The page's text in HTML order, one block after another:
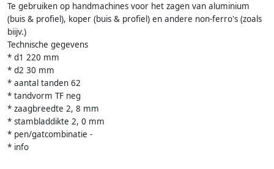
Te gebruiken op handmachines voor het zagen van aluminium
(buis & profiel), koper (buis & profiel) en andere non-ferro's (zoals
biijv.)
Technische gegevens
* d1 220 mm
* d2 30 mm
* aantal tanden 62
* tandvorm TF neg
* zaagbreedte 2, 8 mm
* stambladdikte 2, 0 mm
* pen/gatcombinatie -
* info